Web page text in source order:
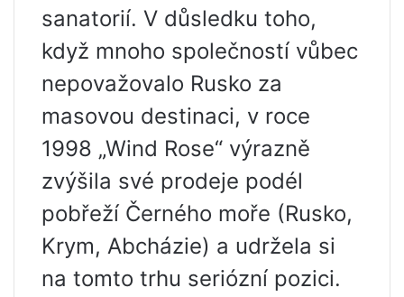
sanatorií. V důsledku toho,
když mnoho společností vůbec
nepovažovalo Rusko za
masovou destinaci, v roce
1998 „Wind Rose“ výrazně
zvýšila své prodeje podél
pobřeží Černého moře (Rusko,
Krym, Abcházie) a udržela si
na tomto trhu seriózní pozici.